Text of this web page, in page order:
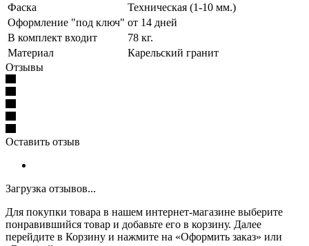
Фаска
Техническая (1-10 мм.)
Оформление "под ключ" от 14 дней
В комплект входит
78 кг.
Материал
Карельский гранит
Отзывы
Оставить отзыв
Загрузка отзывов...
Для покупки товара в нашем интернет-магазине выберите
понравившийся товар и добавьте его в корзину. Далее
перейдите в Корзину и нажмите на «Оформить заказ» или